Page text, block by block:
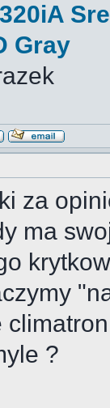
Gray
za
ma
?